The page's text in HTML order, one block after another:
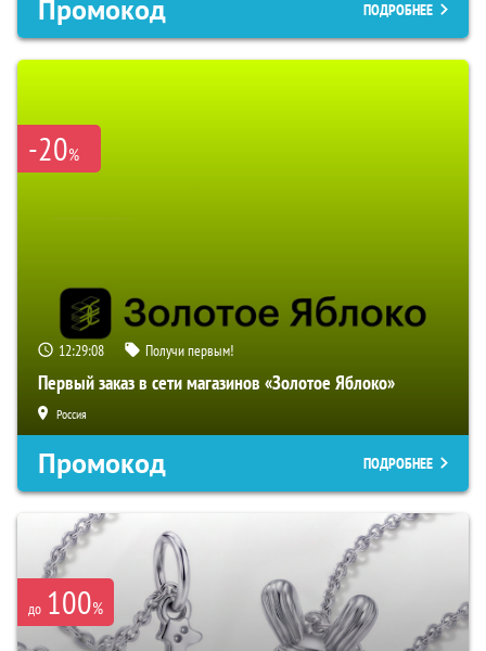
Промокод ПОДРОБНЕЕ
-20%
12:29:07 Получи первым!
Первый заказ в сети магазинов «Золотое Яблоко»
Россия
Промокод ПОДРОБНЕЕ
до 100%